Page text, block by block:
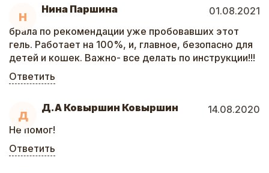
Н
Нина Паршина
01.08.2021
брала по рекомендации уже пробовавших этот
гель. Работает на 100%, и, главное, безопасно для
детей и кошек. Важно- все делать по инструкции!!!
Ответить
Д
Д.А Ковыршин Ковыршин
14.08.2020
Не помог!
Ответить